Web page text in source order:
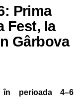
Prima
Fest, la
Gârbova
în perioada 4–6